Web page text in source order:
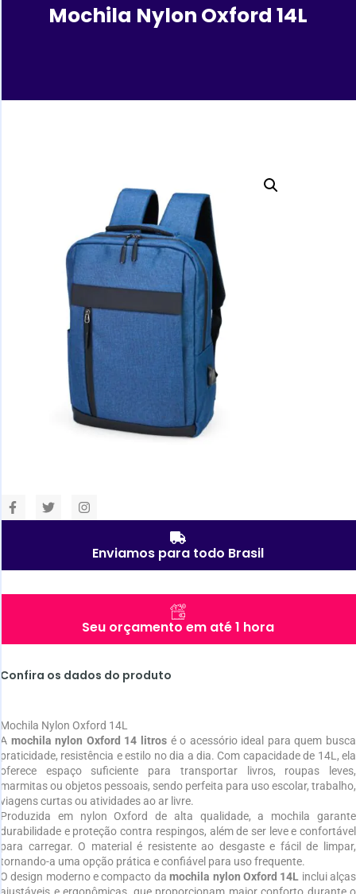
Mochila Nylon Oxford 14L
Enviamos para todo Brasil
Seu orçamento em até 1 hora
Confira os dados do produto
Mochila Nylon Oxford 14L
A mochila nylon Oxford 14 litrosé o acessório ideal para quem busca
praticidade, resistência e estilo no dia a dia. Com capacidade de 14L, ela
oferece espaço suficiente para transportar livros, roupas leves,
marmitas ou objetos pessoais, sendo perfeita para uso escolar, trabalho,
viagens curtas ou atividades ao ar livre.
Produzida em nylon Oxford de alta qualidade, a mochila garante
durabilidade e proteção contra respingos, além de ser leve e confortável
para carregar. O material é resistente ao desgaste e fácil de limpar,
tornando-a uma opção prática e confiável para uso frequente.
O design moderno e compacto damochila nylon Oxford 14L inclui alças
ajustáveis e ergonômicas, que proporcionam maior conforto durante o